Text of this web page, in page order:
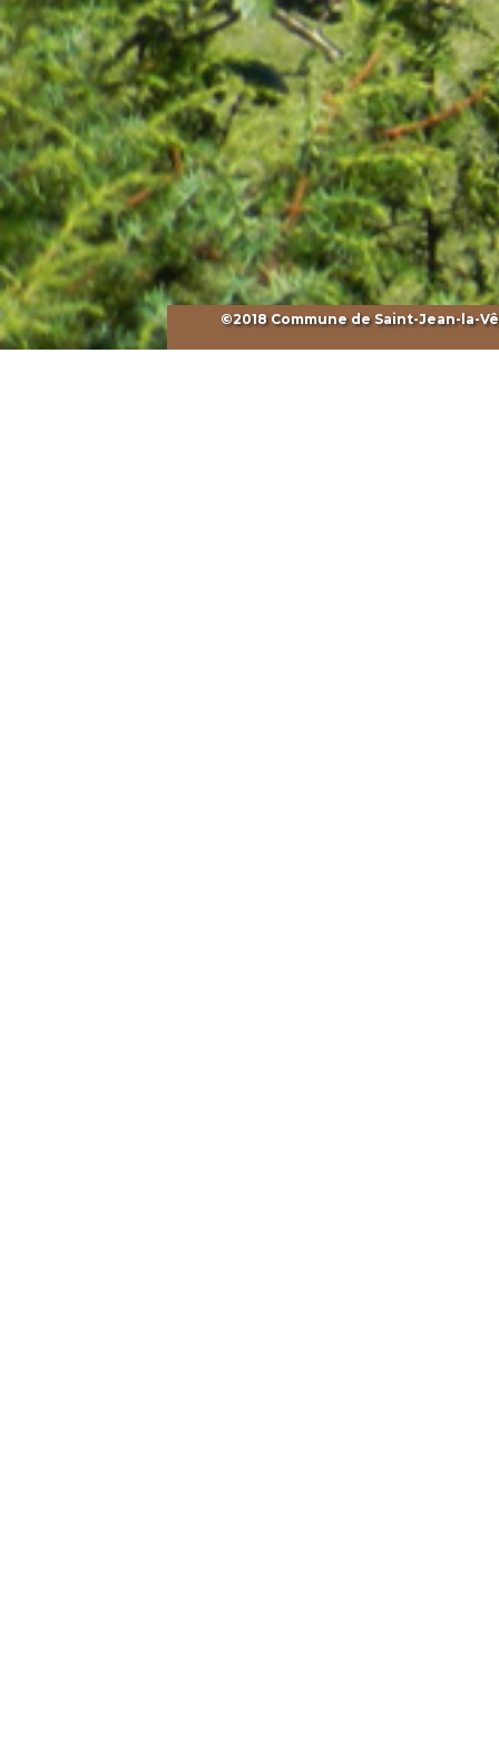
©2018 Commune de Saint-Jean-la-